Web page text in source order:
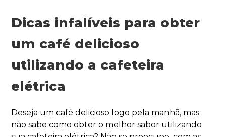
Dicas infalíveis para obter
um café delicioso
utilizando a cafeteira
elétrica
Deseja um café delicioso logo pela manhã, mas
não sabe como obter o melhor sabor utilizando